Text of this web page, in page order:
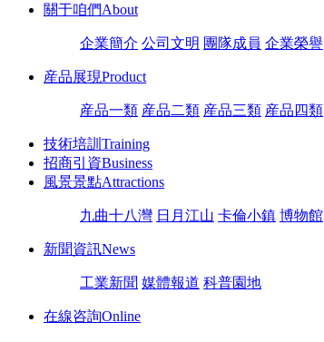
關于咱們About
企業簡介 公司文明 團隊成員 企業榮譽
産品展現Product
産品一類 産品二類 産品三類 産品四類
技術培訓 Training
招商引資Business
風景景點Attractions
九曲十八灣 日月江山 卡倫小鎮 博物館
新聞資訊News
工業新聞 媒體報道 科普園地
在線咨詢Online